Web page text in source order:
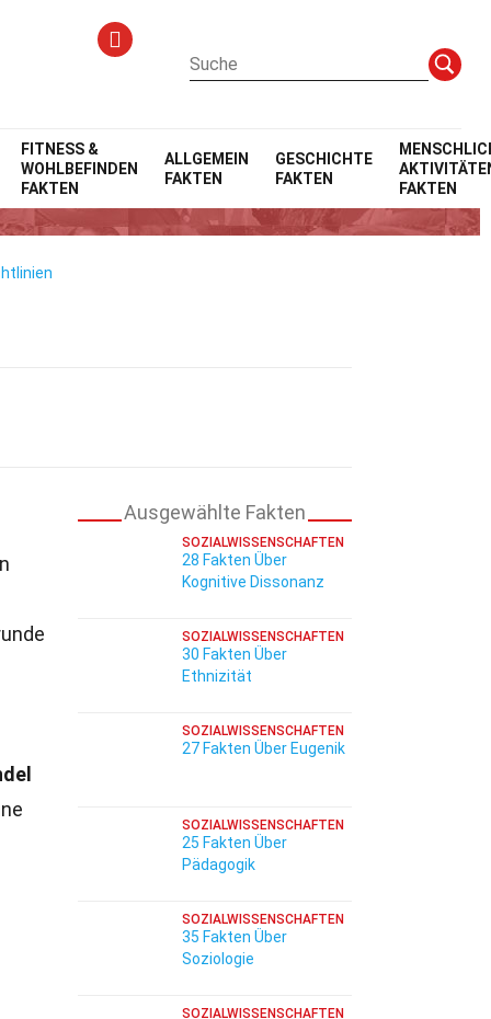
FITNESS &
WOHLBEFINDEN
FAKTEN
ALLGEMEIN
FAKTEN
GESCHICHTE
FAKTEN
FAKTEN
Fakten
Ausgewählte Fakten
SOZIALWISSENSCHAFTEN
28 Fakten Über
Kognitive Dissonanz
SOZIALWISSENSCHAFTEN
30 Fakten Über
Ethnizität
SOZIALWISSENSCHAFTEN
27 Fakten Über Eugenik
SOZIALWISSENSCHAFTEN
25 Fakten Über
Pädagogik
SOZIALWISSENSCHAFTEN
35 Fakten Über
Soziologie
SOZIALWISSENSCHAFTEN